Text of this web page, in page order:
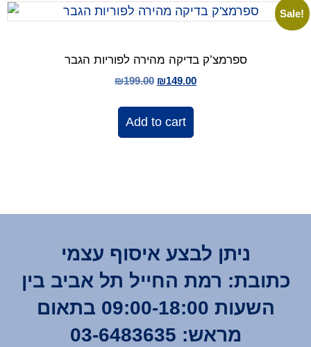
Sale!
ספרמצ’ק בדיקה מהירה לפוריות הגבר
₪199.00 ₪149.00
Add to cart
ניתן לבצע איסוף עצמי
כתובת: רמת החייל תל אביב בין
השעות 09:00-18:00 בתאום
מראש: 03-6483635